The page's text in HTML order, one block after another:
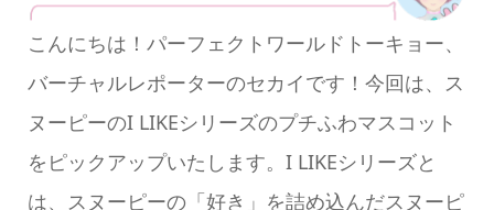
こんにちは！パーフェクトワールドトーキョー、
バーチャルレポーターのセカイです！今回は、ス
ヌーピーのI LIKEシリーズのプチふわマスコット
をピックアップいたします。I LIKEシリーズと
は、スヌーピーの「好き」を詰め込んだスヌーピ